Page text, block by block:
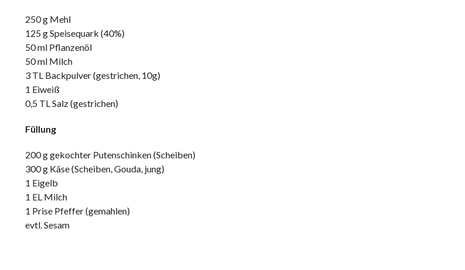
250 g Mehl
125 g Speisequark (40%)
50 ml Pflanzenöl
50 ml Milch
3 TL Backpulver (gestrichen, 10g)
1 Eiweiß
0,5 TL Salz (gestrichen)
Füllung
200 g gekochter Putenschinken (Scheiben)
300 g Käse (Scheiben, Gouda, jung)
1 Eigelb
1 EL Milch
1 Prise Pfeffer (gemahlen)
evtl. Sesam